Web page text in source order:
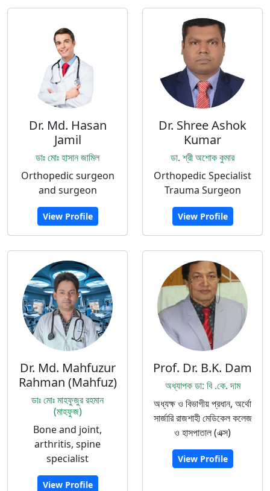
Dr. Md. Hasan
Jamil
ডাঃ মোঃ হাসান জামিল
Orthopedic surgeon
and surgeon
View Profile
Dr. Shree Ashok
Kumar
ডা. শ্রী অশোক কুমার
Orthopedic Specialist
Trauma Surgeon
View Profile
Dr. Md. Mahfuzur
Rahman (Mahfuz)
ডাঃ মোঃ মাহফুজুর রহমান
(মাহফুজ)
Bone and joint,
arthritis, spine
specialist
View Profile
Prof. Dr. B.K. Dam
অধ্যাপক ডা: বি .কে. দাম
অধ্যক্ষ ও বিভাগীয় প্রধান, অর্থো
সার্জারি রাজশাহী মেডিকেল কলেজ
ও হাসপাতাল (এক্স)
View Profile